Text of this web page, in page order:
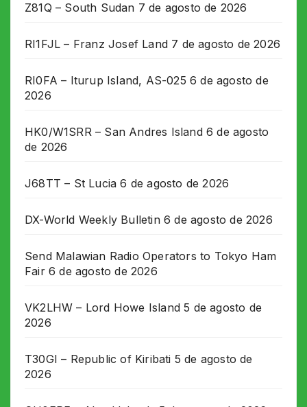
Z81Q – South Sudan 7 de agosto de 2026
RI1FJL – Franz Josef Land 7 de agosto de 2026
RI0FA – Iturup Island, AS-025 6 de agosto de
2026
HK0/W1SRR – San Andres Island 6 de agosto
de 2026
J68TT – St Lucia 6 de agosto de 2026
DX-World Weekly Bulletin 6 de agosto de 2026
Send Malawian Radio Operators to Tokyo Ham
Fair 6 de agosto de 2026
VK2LHW – Lord Howe Island 5 de agosto de
2026
T30GI – Republic of Kiribati 5 de agosto de
2026